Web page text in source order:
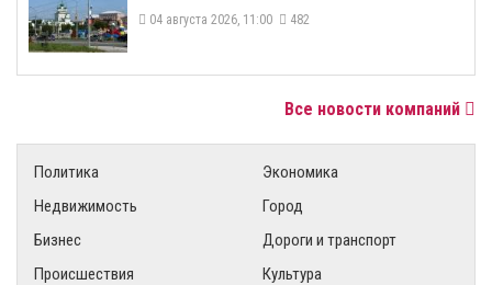
04 августа 2026, 11:00 482
Все новости компаний
Политика
Экономика
Недвижимость
Город
Бизнес
Дороги и транспорт
Происшествия
Культура